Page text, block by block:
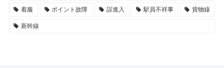
着服 ポイント故障 誤進入 駅員不祥事 貨物線
新幹線